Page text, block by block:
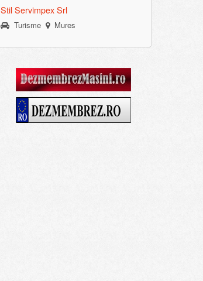
Stil Servimpex Srl
Turisme Mures